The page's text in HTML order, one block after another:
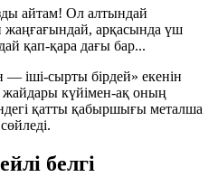
айтам! Ол алтындай
арқасында үш
қап-қара дағы бар...
іші-сырты бірдей» екенін
жайдары күйімен-ақ оның
қатты қабыршығы металша
белгі